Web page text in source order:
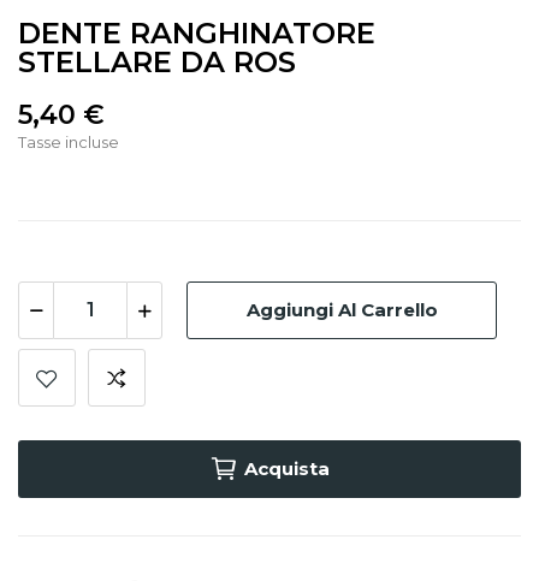
DENTE RANGHINATORE
STELLARE DA ROS
5,40 €
Tasse incluse
Aggiungi Al Carrello
Acquista